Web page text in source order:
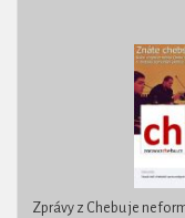
Zprávy z Chebu je